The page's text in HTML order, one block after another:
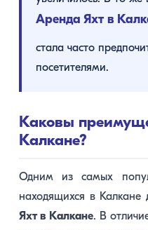
Аренда Яхт в
стала часто
посетителями.
Каковы
Калкане?
Одним из самых
находящихся в Калкане
Яхт в Калкане. В